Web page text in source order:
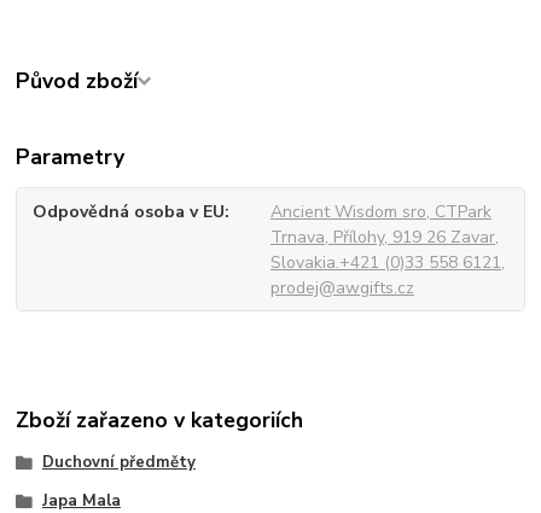
Původ zboží
Parametry
Odpovědná osoba v EU
Ancient Wisdom sro, CTPark
Trnava, Přílohy, 919 26 Zavar,
Slovakia.+421 (0)33 558 6121,
prodej@awgifts.cz
Zboží zařazeno v kategoriích
Duchovní předměty
Japa Mala